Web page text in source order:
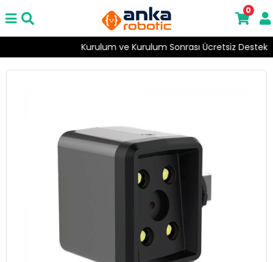
Kurulum ve Kurulum Sonrası Ücretsiz Destek
0